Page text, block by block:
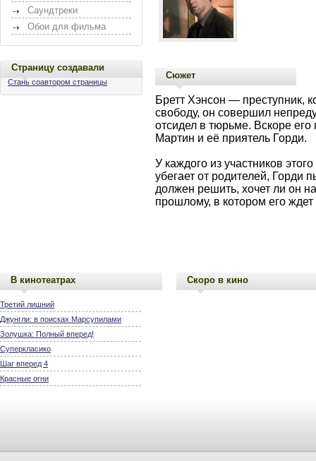
Саундтреки
Обои для фильма
Страницу создавали
Стань соавтором страницы
Сюжет
Бретт Хэнсон — преступник,
свободу, он совершил
отсидел в тюрьме. Вскоре его
Мартин и её приятель Горди.
У каждого из участников
убегает от родителей, Горди
должен решить, хочет ли он
прошлому, в котором его
В кинотеатрах
Третий лишний
Джунгли: в поисках Марсупилами
Золушка: Полный вперед!
Суперкласико
Шаг вперед 4
Красные огни
Скоро в кино